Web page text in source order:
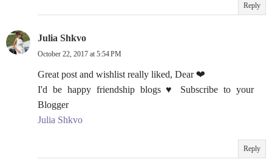
Reply
Julia Shkvo
October 22, 2017 at 5:54 PM
Great post and wishlist really liked, Dear ❤
I'd be happy friendship blogs ♥ Subscribe to your
Blogger
Julia Shkvo
Reply